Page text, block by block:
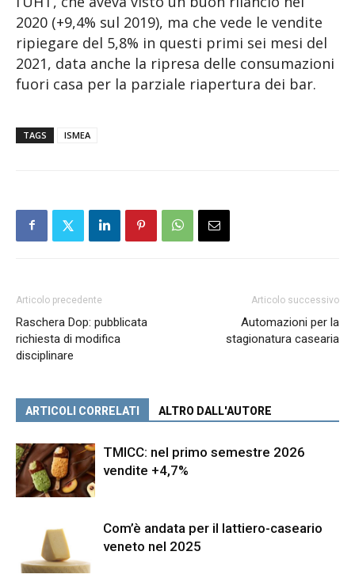
2020 (+9,4% sul 2019), ma che vede le vendite
ripiegare del 5,8% in questi primi sei mesi del
2021, data anche la ripresa delle consumazioni
fuori casa per la parziale riapertura dei bar.
TAGS ISMEA
Articolo precedente
Raschera Dop: pubblicata
richiesta di modifica
disciplinare
Articolo successivo
Automazioni per la
stagionatura casearia
ARTICOLI CORRELATI ALTRO DALL'AUTORE
TMICC: nel primo semestre 2026
vendite +4,7%
Com’è andata per il lattiero-caseario
veneto nel 2025